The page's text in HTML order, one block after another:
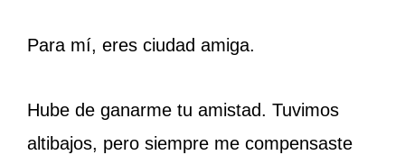
Para mí, eres ciudad amiga.
Hube de ganarme tu amistad. Tuvimos
altibajos, pero siempre me compensaste